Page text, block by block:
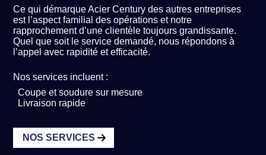
Ce qui démarque Acier Century des autres entreprises
est l’aspect familial des opérations et notre
rapprochement d’une clientèle toujours grandissante.
Quel que soit le service demandé, nous répondons à
l’appel avec rapidité et efficacité.
Nos services incluent :
Coupe et soudure sur mesure
Livraison rapide
NOS SERVICES